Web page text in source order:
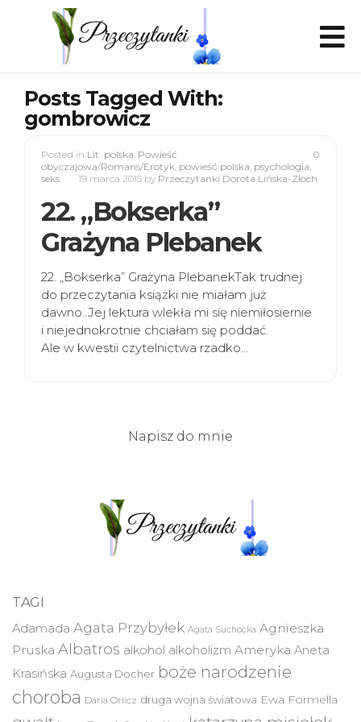
Posts Tagged With:
gombrowicz
0
Posted in Lit. polska, Powieść
obyczajowa/Romans/Erotyk, powieść polska, psychologia,
seks
19 marca 2015 by Przeczytanki Dorota Lińska-Złoch
22. „Bokserka”
Grażyna Plebanek
22. „Bokserka” Grażyna PlebanekTak trudnej
do przeczytania książki nie miałam już
dawno..Jej lektura wlekła mi się niemiłosiernie
i niejednokrotnie chciałam się poddać.
Ale w kwestii czytelnictwa rzadko…
Napisz do mnie
TAGI
Adamada Agata Przybyłek Agata Suchocka Agnieszka
Pruska Albatros alkohol alkoholizm Ameryka Aneta
Krasińska Augusta Docher boże narodzenie
choroba Daria Orlicz druga wojna światowa Ewa Formella